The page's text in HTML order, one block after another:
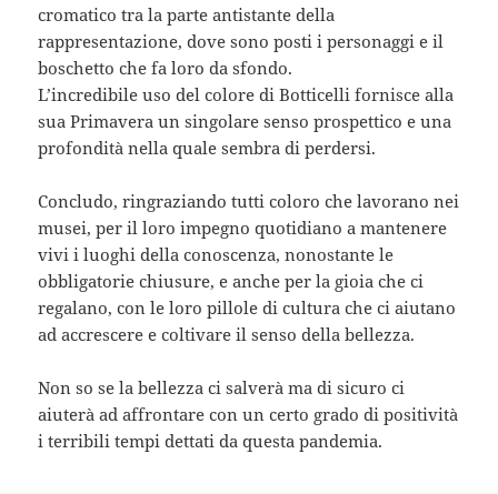
cromatico tra la parte antistante della
rappresentazione, dove sono posti i personaggi e il
boschetto che fa loro da sfondo.
L’incredibile uso del colore di Botticelli fornisce alla
sua Primavera un singolare senso prospettico e una
profondità nella quale sembra di perdersi.
Concludo, ringraziando tutti coloro che lavorano nei
musei, per il loro impegno quotidiano a mantenere
vivi i luoghi della conoscenza, nonostante le
obbligatorie chiusure, e anche per la gioia che ci
regalano, con le loro pillole di cultura che ci aiutano
ad accrescere e coltivare il senso della bellezza.
Non so se la bellezza ci salverà ma di sicuro ci
aiuterà ad affrontare con un certo grado di positività
i terribili tempi dettati da questa pandemia.